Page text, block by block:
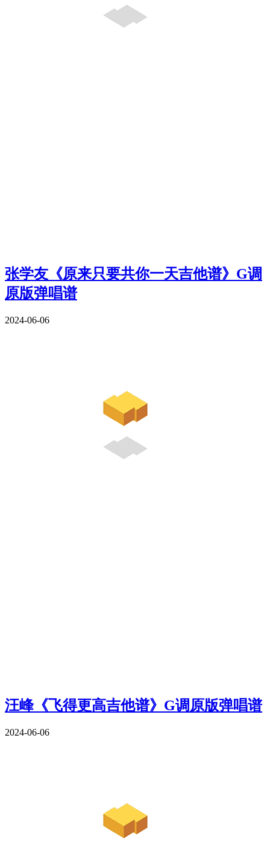
张学友《原来只要共你一天吉他谱》G调
原版弹唱谱
2024-06-06
汪峰《飞得更高吉他谱》G调原版弹唱谱
2024-06-06